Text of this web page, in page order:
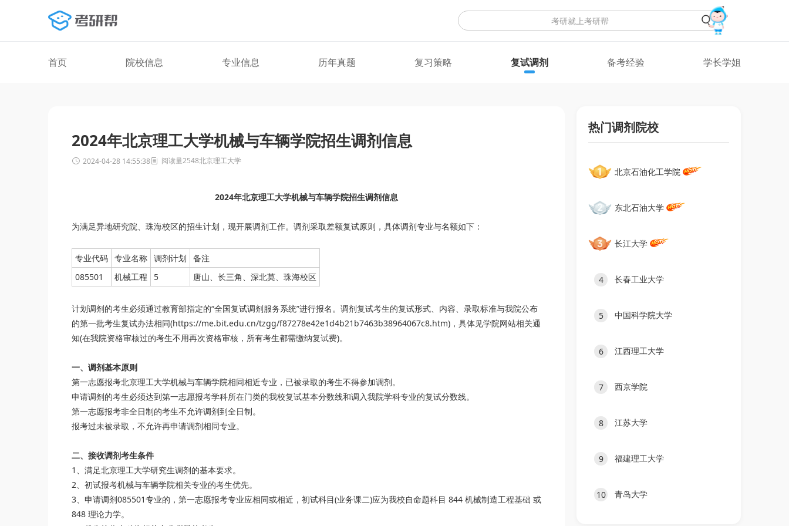
首页 院校信息 专业信息 历年真题 复习策略 复试调剂 备考经验 学长学姐
2024年北京理工大学机械与车辆学院招生调剂信息
2024-04-28 14:55:38 阅读量2548北京理工大学
2024年北京理工大学机械与车辆学院招生调剂信息
为满足异地研究院、珠海校区的招生计划，现开展调剂工作。调剂采取差额复试原则，具体调剂专业与名额如下：
专业代码 专业名称 调剂计划
备注
085501
机械工程 5 唐山、长三角、深北莫、珠海校区
计划调剂的考生必须通过教育部指定的“全国复试调剂服务系统”进行报名。调剂复试考生的复试形式、内容、录取标准与我院公布
的第一批考生复试办法相同(https://me.bit.edu.cn/tzgg/f87278e42e1d4b21b7463b38964067c8.htm)，具体见学院网站相关通
知(在我院资格审核过的考生不用再次资格审核，所有考生都需缴纳复试费)。
一、调剂基本原则
第一志愿报考北京理工大学机械与车辆学院相同相近专业，已被录取的考生不得参加调剂。
申请调剂的考生必须达到第一志愿报考学科所在门类的我校复试基本分数线和调入我院学科专业的复试分数线。
第一志愿报考非全日制的考生不允许调剂到全日制。
报考过未被录取，不允许再申请调剂相同专业。
二、接收调剂考生条件
1、满足北京理工大学研究生调剂的基本要求。
2、初试报考机械与车辆学院相关专业的考生优先。
3、申请调剂085501专业的，第一志愿报考专业应相同或相近，初试科目(业务课二)应为我校自命题科目 844 机械制造工程基础 或
848 理论力学。
热门调剂院校
北京石油化工学院
东北石油大学
长江大学
4 长春工业大学
5 中国科学院大学
6 江西理工大学
7 西京学院
8 江苏大学
9 福建理工大学
10 青岛大学